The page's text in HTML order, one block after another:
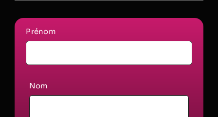
Prénom
Nom